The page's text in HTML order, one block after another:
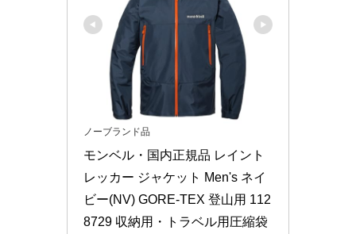
ノーブランド品
モンベル・国内正規品 レイント
レッカー ジャケット Men's ネイ
ビー(NV) GORE-TEX 登山用 112
8729 収納用・トラベル用圧縮袋